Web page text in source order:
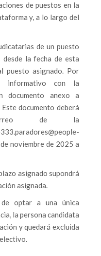
de puestos en la
y, a lo largo del
de un puesto
la fecha de esta
puesto asignado. Por
informativo con la
documento anexo a
documento deberá
de la
noviembre de 2025 a
asignado supondrá
asignada.
optar a una única
la persona candidata
y quedará excluida